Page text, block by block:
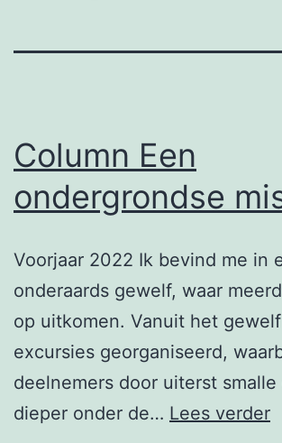
Column Een
ondergrondse
Voorjaar 2022 Ik bevind me in
onderaards gewelf, waar
op uitkomen. Vanuit het
excursies georganiseerd,
deelnemers door uiterst
dieper onder de… Lees verder